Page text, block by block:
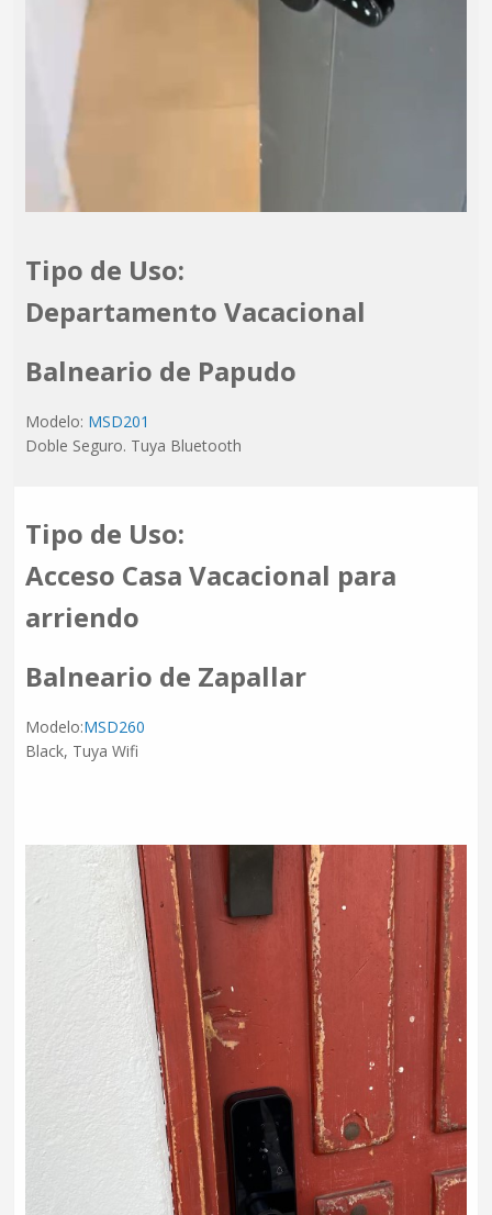
Tipo de Uso:
Departamento Vacacional
Balneario de Papudo
Modelo: MSD201
Doble Seguro. Tuya Bluetooth
Tipo de Uso:
Acceso Casa Vacacional para
arriendo
Balneario de Zapallar
Modelo:MSD260
Black, Tuya Wifi